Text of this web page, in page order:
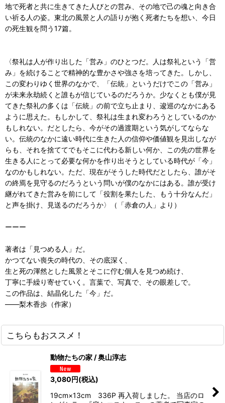
地で死者と共に生きてきた人びとの営み、その地で己の魂と向き合
い祈る人の姿。東北の風景と人の語りが抱く死者たちを想い、今日
の死生観を問う17篇。
〈祭礼は人が作り出した「営み」のひとつだ。人は祭礼という「営
み」を続けることで精神的な豊かさや強さを培ってきた。しかし、
この変わりゆく世界のなかで、「伝統」というだけでこの「営み」
が未来永劫続くと誰もが信じているのだろうか。少なくとも僕が見
てきた祭礼の多くは「伝統」の前で立ち止まり、逡巡のなかにある
ように思えた。もしかして、祭礼は生まれ変わろうとしているのか
もしれない。だとしたら、今がその過渡期という気がしてならな
い。伝統のなかに遠い時代に生きた人の信仰や価値観を見出しなが
らも、それを捨ててでもそこに代わる新しい何か、この先の世界を
生きる人にとって必要な何かを作り出そうとしている時代が「今」
なのかもしれない。ただ、現在がそうした時代だとしたら、誰がそ
の終焉を見守るのだろうという問いが僕のなかにはある。誰が受け
継がれてきた営みを前にして「役割を果たした、もう十分なんだ」
と声を掛け、見送るのだろうか〉（「赤倉の人」より）
ーーー
著者は「見つめる人」だ。
かつてない喪失の時代の、その底深く、
生と死の渾然とした風景とそこに佇む個人を見つめ続け、
丁寧に手繰り寄せていく。言葉で、写真で、その眼差しで。
この作品は、結晶化した「今」だ。
――梨木香歩（作家）
こちらもおススメ！
動物たちの家 / 奥山淳志
3,080円(税込)
19cm×13cm 336P 再入荷しました。 当店のロ